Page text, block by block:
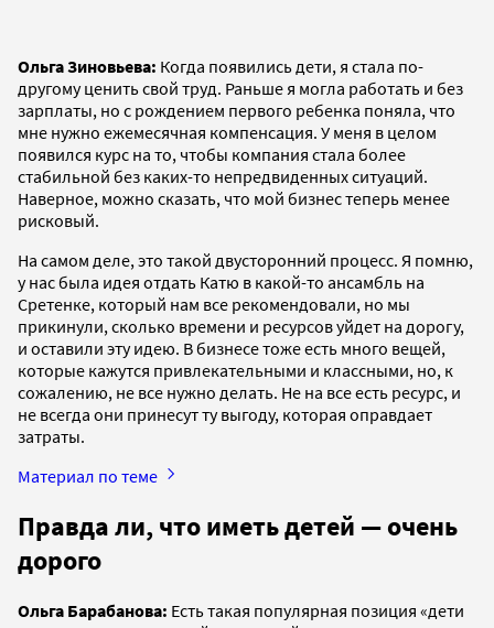
Ольга Зиновьева: Когда появились дети, я стала по-
другому ценить свой труд. Раньше я могла работать и без
зарплаты, но с рождением первого ребенка поняла, что
мне нужно ежемесячная компенсация. У меня в целом
появился курс на то, чтобы компания стала более
стабильной без каких-то непредвиденных ситуаций.
Наверное, можно сказать, что мой бизнес теперь менее
рисковый.
На самом деле, это такой двусторонний процесс. Я помню,
у нас была идея отдать Катю в какой-то ансамбль на
Сретенке, который нам все рекомендовали, но мы
прикинули, сколько времени и ресурсов уйдет на дорогу,
и оставили эту идею. В бизнесе тоже есть много вещей,
которые кажутся привлекательными и классными, но, к
сожалению, не все нужно делать. Не на все есть ресурс, и
не всегда они принесут ту выгоду, которая оправдает
затраты.
Материал по теме
Правда ли, что иметь детей — очень
дорого
Ольга Барабанова: Есть такая популярная позиция «дети